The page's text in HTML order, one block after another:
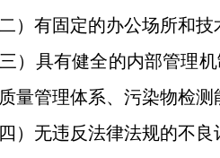
）有固定的办公场所和技
）具有健全的内部管理机
量管理体系、污染物检测
）无违反法律法规的不良